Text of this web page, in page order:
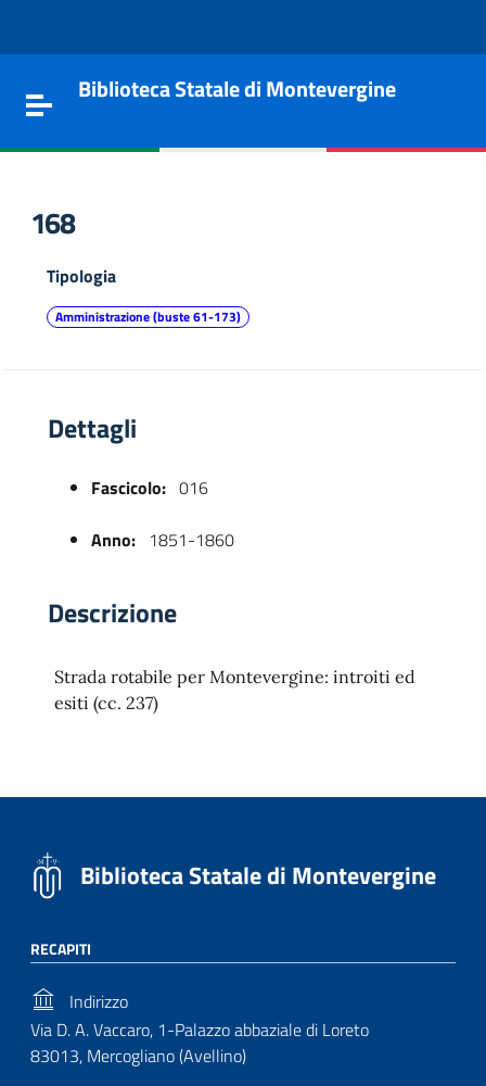
Toggle navigation
Biblioteca Statale di Montevergine
168
Tipologia
Amministrazione (buste 61-173)
Dettagli
Fascicolo: 016
Anno: 1851-1860
Descrizione
Strada rotabile per Montevergine: introiti ed
esiti (cc. 237)
Biblioteca Statale di Montevergine
RECAPITI
Indirizzo
Via D. A. Vaccaro, 1-Palazzo abbaziale di Loreto
83013, Mercogliano (Avellino)